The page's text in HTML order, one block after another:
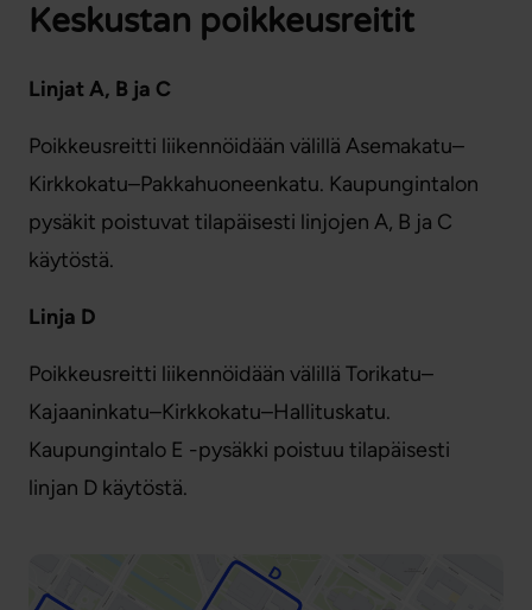
Keskustan poikkeusreitit
Linjat A, B ja C
Poikkeusreitti liikennöidään välillä Asemakatu–
Kirkkokatu–Pakkahuoneenkatu. Kaupungintalon
pysäkit poistuvat tilapäisesti linjojen A, B ja C
käytöstä.
Linja D
Poikkeusreitti liikennöidään välillä Torikatu–
Kajaaninkatu–Kirkkokatu–Hallituskatu.
Kaupungintalo E -pysäkki poistuu tilapäisesti
linjan D käytöstä.